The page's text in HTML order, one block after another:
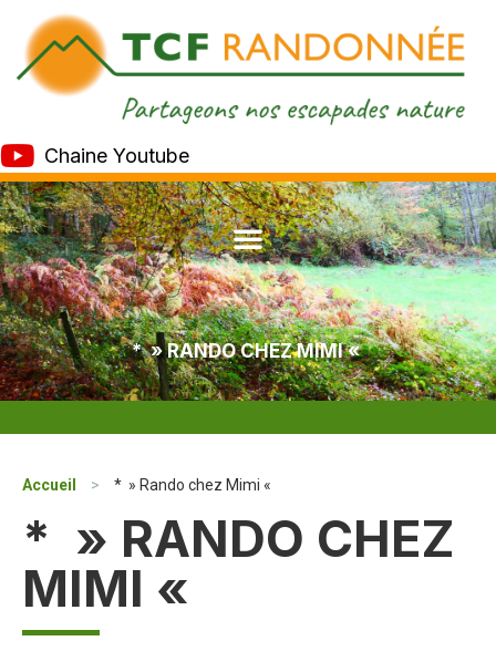
Chaine Youtube
* » RANDO CHEZ MIMI «
Accueil > * » Rando chez Mimi «
* » RANDO CHEZ
MIMI «